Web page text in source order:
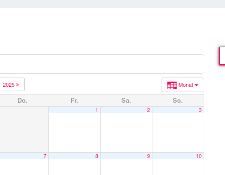
Monat
2025
Do. Fr. Sa. So.
1 2 3
7 8 9 10